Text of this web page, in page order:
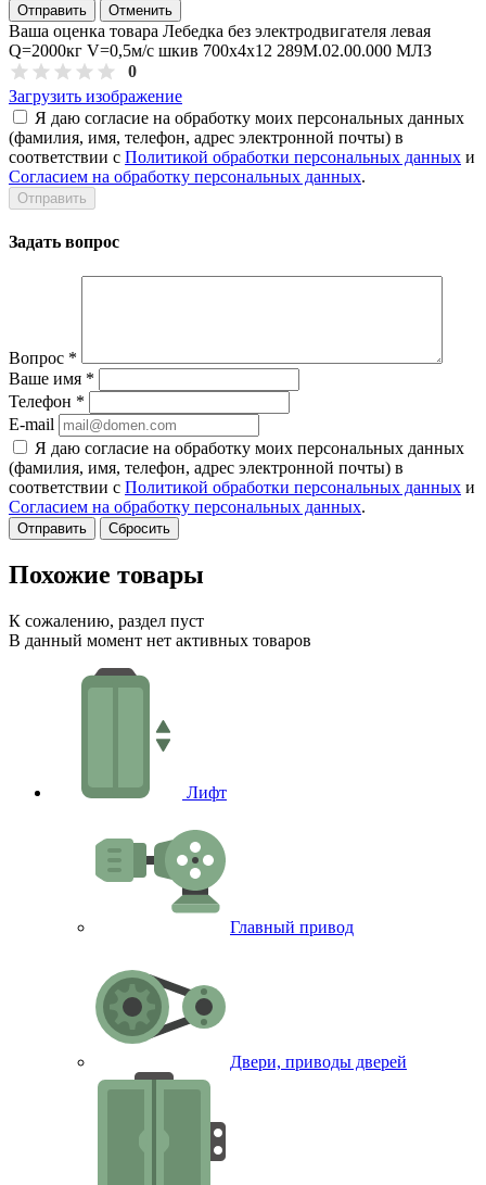
Отправить Отменить
Ваша оценка товара Лебедка без электродвигателя левая
Q=2000кг V=0,5м/с шкив 700х4х12 289М.02.00.000 МЛЗ
0
Загрузить изображение
Я даю согласие на обработку моих персональных данных
(фамилия, имя, телефон, адрес электронной почты) в
соответствии с Политикой обработки персональных данных и
Согласием на обработку персональных данных.
Задать вопрос
Вопрос *
Ваше имя *
Телефон *
E-mail
Я даю согласие на обработку моих персональных данных
(фамилия, имя, телефон, адрес электронной почты) в
соответствии с Политикой обработки персональных данных и
Согласием на обработку персональных данных.
Сбросить
Похожие товары
К сожалению, раздел пуст
В данный момент нет активных товаров
Лифт
Главный привод
Двери, приводы дверей